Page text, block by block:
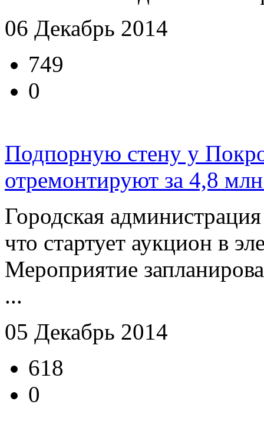
06 Декабрь 2014
749
0
Подпорную стену у
отремонтируют за 4,8
Городская
что стартует аукцион в
Мероприятие
...
05 Декабрь 2014
618
0